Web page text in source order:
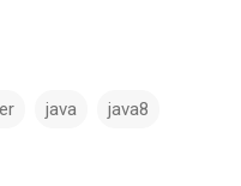
java java8